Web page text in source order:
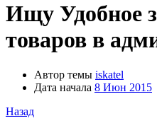
Ищу Удобное
товаров в
Автор темы iskatel
Дата начала 8 Июн 2015
Назад